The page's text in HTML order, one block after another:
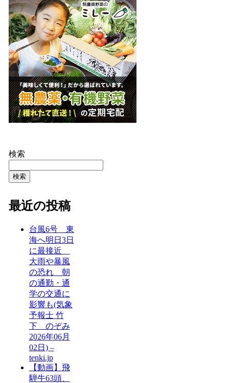
検索
検索
最近の投稿
台風6号 東
海へ明日3日
に最接近
大雨や暴風
の恐れ 朝
の通勤・通
学の交通に
影響も(気象
予報士 竹
下 のぞみ
2026年06月
02日) –
tenki.jp
【動画】飛
騨牛63頭、